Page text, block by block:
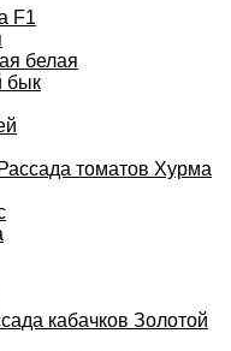
F1
белая
бык
Рассада томатов Хурма
кабачков Золотой